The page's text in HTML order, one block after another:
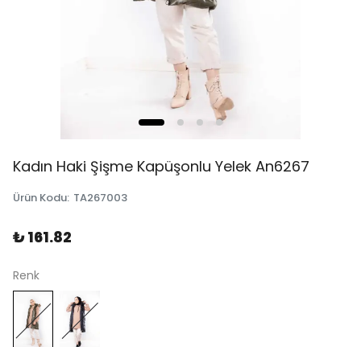
Kadın Haki Şişme Kapüşonlu Yelek An6267
Ürün Kodu: TA267003
₺ 161.82
Renk